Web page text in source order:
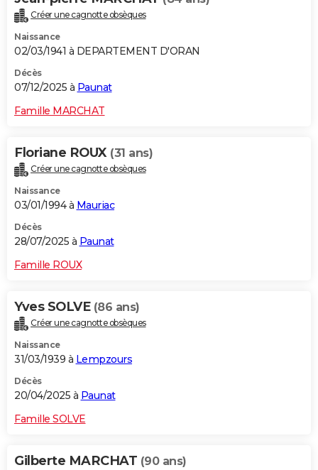
Alimentation
Guide de la santé
Maladies
Médicaments
Sommeil
VOYAGE
Destinations
City break
Voyage nature
Voyage de noces
Forum
Climat
+PHOTO
GUIDES D'ACHAT
Carte de Noël
Carte Bonne année
Carte Saint-Valentin
Carte Pâques
Carte d'anniversaire
DICTIONNAIRE
Dictionnaire
Biographies
Citations
Expressions
Proverbes
PROGRAMME TV
S'inscrire
Se connecter
Lycées
Collèges
Primaires
Universités
Entreprises
Service militaire
Avis de recherche
AVIS DE DÉCÈS
FORUM
Créer une cagnotte obsèques
Naissance
02/03/1941 à DEPARTEMENT D'ORAN
Décès
07/12/2025 à Paunat
Famille MARCHAT
Floriane ROUX (31 ans)
Créer une cagnotte obsèques
Naissance
03/01/1994 à Mauriac
Décès
28/07/2025 à Paunat
Famille ROUX
Yves SOLVE (86 ans)
Créer une cagnotte obsèques
Naissance
31/03/1939 à Lempzours
Décès
20/04/2025 à Paunat
Famille SOLVE
Gilberte MARCHAT (90 ans)